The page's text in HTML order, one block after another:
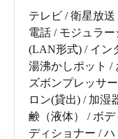
テレビ / 衛星放
電話 / モジュラ
(LAN形式) / イン
湯沸かしポット /
ズボンプレッサ
ロン(貸出) / 加湿
鹸（液体） / ボ
ディショナー /